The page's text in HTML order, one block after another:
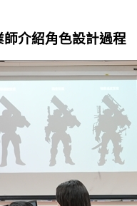
師介紹角色設計過程